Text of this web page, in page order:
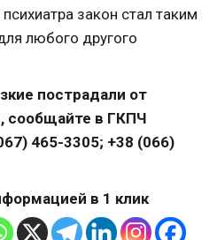
закон стал таким
любого другого
пострадали от
сообщайте в ГКПЧ
465-3305; +38 (066)
в 1 клик